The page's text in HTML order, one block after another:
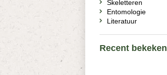
Skeletteren
Entomologie
Literatuur
Recent bekeken